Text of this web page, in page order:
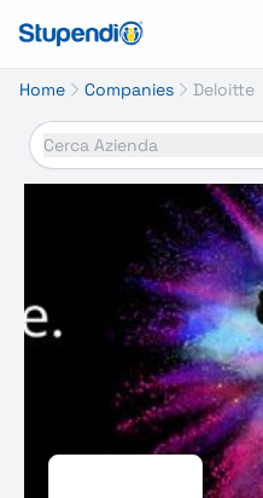
Home Companies Deloitte
Cerca Azienda